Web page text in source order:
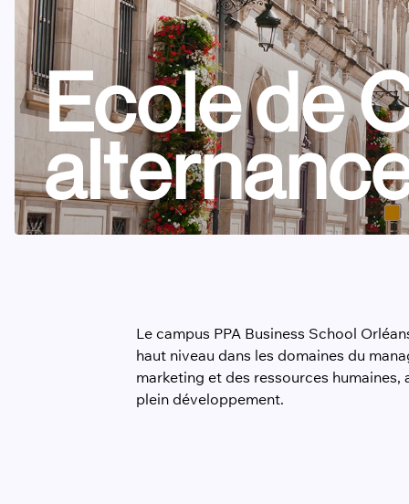
Ecole de
Le campus PPA Business School
haut niveau dans les domaines du
marketing et des ressources
plein développement.